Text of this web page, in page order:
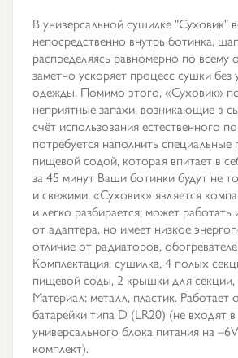
В универсальной сушилке "Суховик"
непосредственно внутрь ботинка,
распределяясь равномерно по всему
заметно ускоряет процесс сушки без
одежды. Помимо этого, «Суховик»
неприятные запахи, возникающие в
счёт использования естественного
потребуется наполнить
пищевой содой, которая впитает в
за 45 минут Ваши ботинки будут не
и свежими. «Суховик» является
и легко разбирается; может работать
от адаптера, но имеет низкое
отличие от радиаторов,
Комплектация: сушилка, 4 полых
пищевой соды, 2 крышки для секции,
Материал: металл, пластик. Работает
батарейки типа D (LR20) (не входят
универсального блока питания на
комплект).